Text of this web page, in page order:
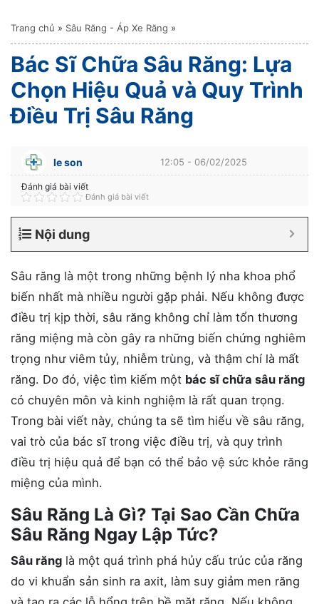
Trang chủ » Sâu Răng - Áp Xe Răng »
Bác Sĩ Chữa Sâu Răng: Lựa
Chọn Hiệu Quả và Quy Trình
Điều Trị Sâu Răng
le son 12:05 - 06/02/2025
Đánh giá bài viết
Đánh giá bài viết
Nội dung
Sâu răng là một trong những bệnh lý nha khoa phổ
biến nhất mà nhiều người gặp phải. Nếu không được
điều trị kịp thời, sâu răng không chỉ làm tổn thương
răng miệng mà còn gây ra những biến chứng nghiêm
trọng như viêm tủy, nhiễm trùng, và thậm chí là mất
răng. Do đó, việc tìm kiếm một bác sĩ chữa sâu răng
có chuyên môn và kinh nghiệm là rất quan trọng.
Trong bài viết này, chúng ta sẽ tìm hiểu về sâu răng,
vai trò của bác sĩ trong việc điều trị, và quy trình
điều trị hiệu quả để bạn có thể bảo vệ sức khỏe răng
miệng của mình.
Sâu Răng Là Gì? Tại Sao Cần Chữa
Sâu Răng Ngay Lập Tức?
Sâu răng là một quá trình phá hủy cấu trúc của răng
do vi khuẩn sản sinh ra axit, làm suy giảm men răng